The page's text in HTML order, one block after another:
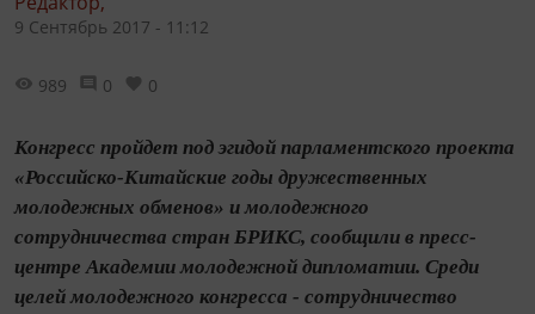
9 Сентябрь 2017 - 11:12
989 0 0
Конгресс пройдет под эгидой парламентского проекта
«Российско-Китайские годы дружественных
молодежных обменов» и молодежного
сотрудничества стран БРИКС, сообщили в пресс-
центре Академии молодежной дипломатии. Среди
целей молодежного конгресса - сотрудничество